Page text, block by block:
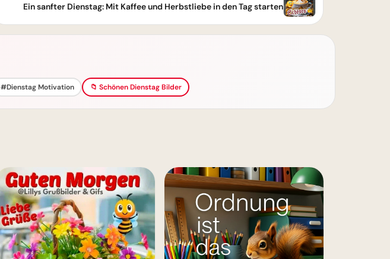
Ein sanfter Dienstag: Mit Kaffee und Herbstliebe in den Tag starten
#Dienstag Motivation 📁 Schönen Dienstag Bilder